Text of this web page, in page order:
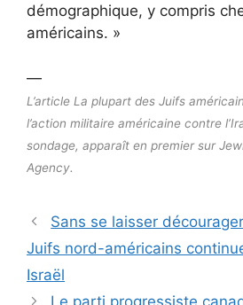
démographique, y compris
américains. »
—
L’article La plupart des Juifs
l’action militaire américaine contre
sondage, apparaît en premier sur
Agency.
Sans se laisser
Juifs nord-américains
Israël
Le parti progressiste